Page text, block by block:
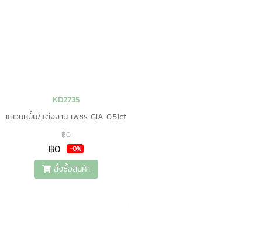
KD2735
แหวนหมั้น/แต่งงาน เพชร GIA 0.51ct
฿0
฿0 -0%
สั่งซื้อสินค้า